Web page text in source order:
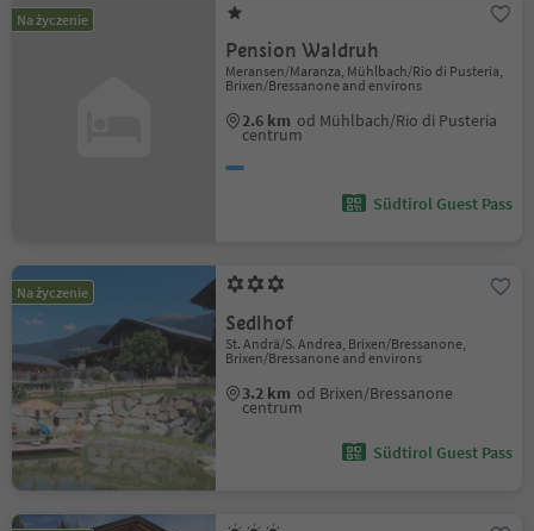
Na życzenie
Pension Waldruh
Meransen/Maranza, Mühlbach/Rio di Pusteria,
Brixen/Bressanone and environs
2.6 km od Mühlbach/Rio di Pusteria
centrum
Südtirol Guest Pass
Na życzenie
Sedlhof
St. Andrä/S. Andrea, Brixen/Bressanone,
Brixen/Bressanone and environs
3.2 km od Brixen/Bressanone
centrum
Südtirol Guest Pass